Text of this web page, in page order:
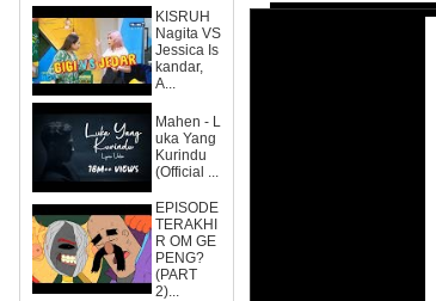
KISRUH
Nagita VS
Jessica Is
kandar,
A...
Mahen - L
uka Yang
Kurindu
(Official ...
EPISODE
TERAKHI
R OM GE
PENG?
(PART
2)...